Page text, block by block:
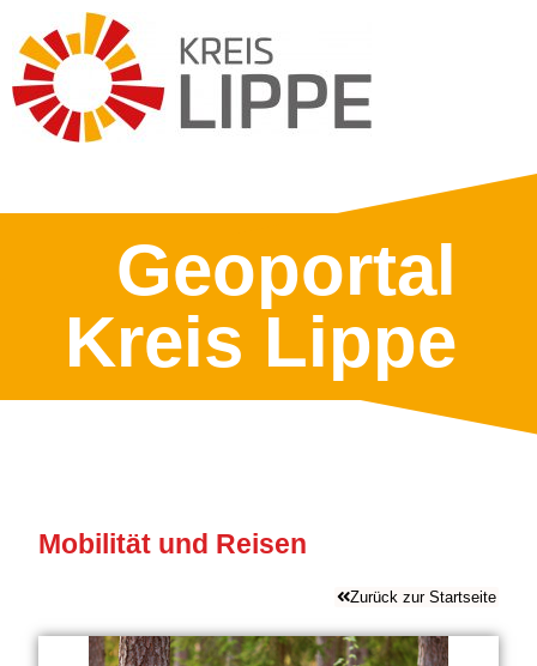
Geoportal
Kreis Lippe
Mobilität und Reisen
Zurück zur Startseite